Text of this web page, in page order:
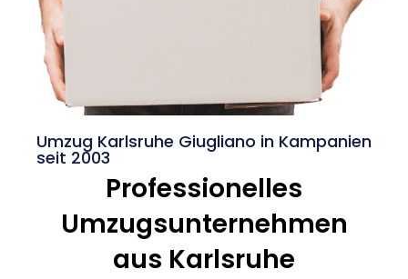
Umzug Karlsruhe Giugliano in Kampanien
seit 2003
Professionelles
Umzugsunternehmen
aus Karlsruhe